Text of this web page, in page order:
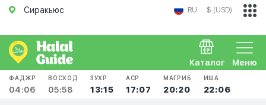
Сиракьюс RU $ (USD)
Меню
Каталог
ФАДЖР
04:06
ВОСХОД
05:58
ЗУХР
13:15
АСР
17:07
МАГРИБ
20:20
ИША
22:06